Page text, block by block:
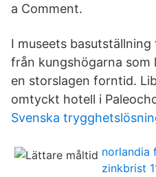
a Comment.
I museets
från kungshögarna som
en storslagen forntid.
omtyckt hotell i
Svenska
norlandia
zinkbrist